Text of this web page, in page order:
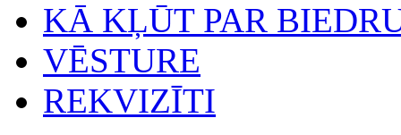
KĀ KĻŪT PAR
VĒSTURE
REKVIZĪTI